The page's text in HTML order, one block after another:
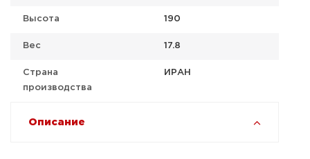
Высота 190
Вес 17.8
Страна
производства
ИРАН
Описание